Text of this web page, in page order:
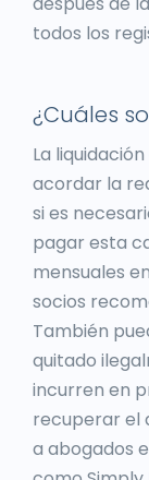
todos los
¿Cuáles
La
acordar la
si es
pagar esta
mensuales
socios
También
quitado
incurren en
recuperar el
a abogados